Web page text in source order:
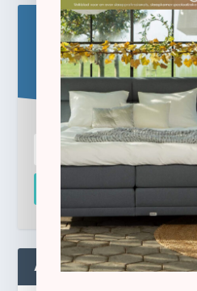
Blijf op de
Schrijf u hier in voor de
ADMIN